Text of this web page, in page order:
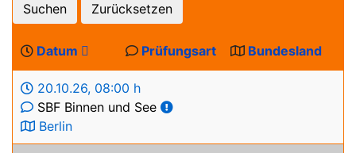
Suchen Zurücksetzen
Datum Prüfungsart Bundesland
20.10.26, 08:00 h
SBF Binnen und See
Berlin